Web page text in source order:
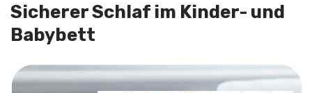
Sicherer Schlaf im Kinder- und
Babybett